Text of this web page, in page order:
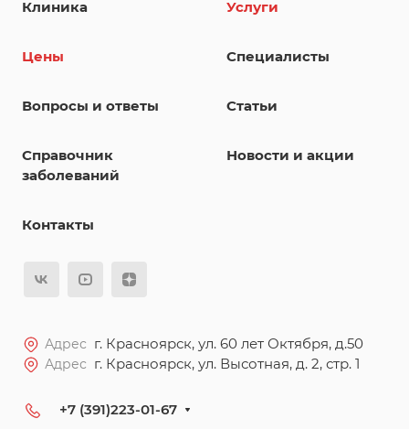
Клиника Услуги
Цены Специалисты
Вопросы и ответы Статьи
Справочник
заболеваний
Новости и акции
Контакты
Адрес г. Красноярск, ул. 60 лет Октября, д.50
Адрес г. Красноярск, ул. Высотная, д. 2, стр. 1
+7 (391)223-01-67